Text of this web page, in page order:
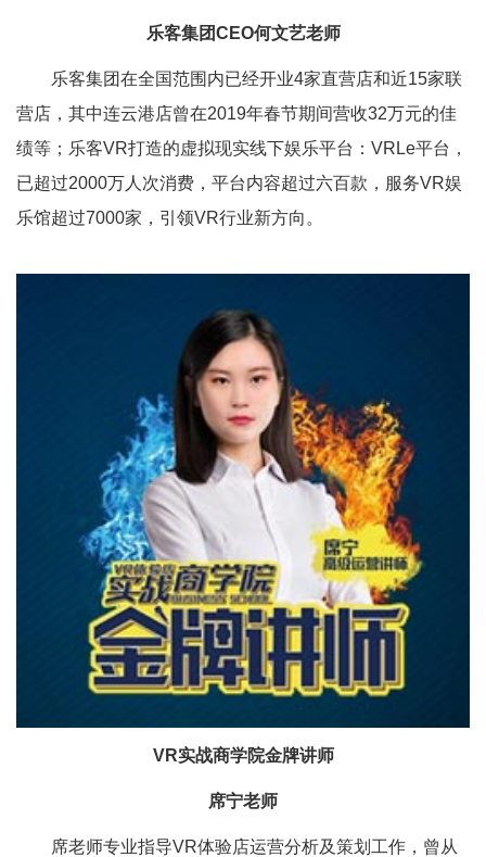
乐客集团CEO何文艺老师
乐客集团在全国范围内已经开业4家直营店和近15家联
营店，其中连云港店曾在2019年春节期间营收32万元的佳
绩等；乐客VR打造的虚拟现实线下娱乐平台：VRLe平台，
已超过2000万人次消费，平台内容超过六百款，服务VR娱
乐馆超过7000家，引领VR行业新方向。
VR实战商学院金牌讲师
席宁老师
席老师专业指导VR体验店运营分析及策划工作，曾从